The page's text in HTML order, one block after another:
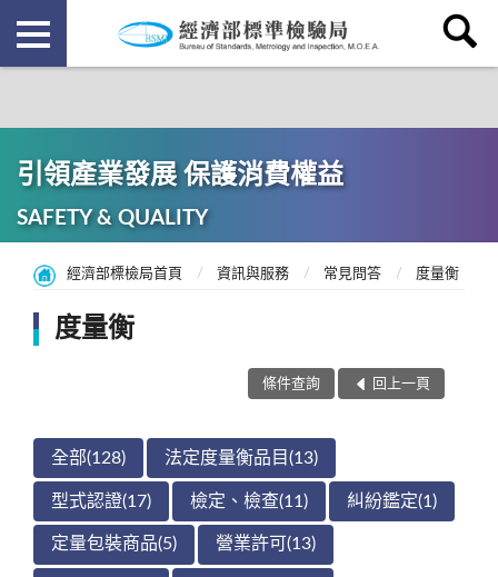
引領產業發展 保護消費權益
SAFETY & QUALITY
經濟部標檢局首頁 資訊與服務 常見問答 度量衡
度量衡
條件查詢 回上一頁
全部(128) 法定度量衡品目(13)
型式認證(17) 檢定、檢查(11) 糾紛鑑定(1)
定量包裝商品(5) 營業許可(13)